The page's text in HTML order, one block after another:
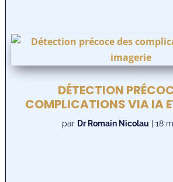
DÉTECTION
COMPLICATIONS VIA IA
par Dr Romain Nicolau 18